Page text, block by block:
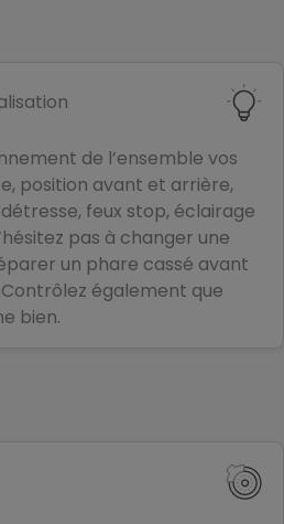
de l’ensemble vos
position avant et arrière,
feux stop, éclairage
pas à changer une
un phare cassé avant
également que
bien.